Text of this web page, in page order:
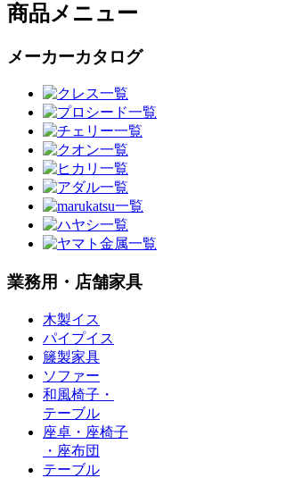
商品メニュー
メーカーカタログ
業務用・店舗家具
木製イス
パイプイス
籐製家具
ソファー
和風椅子・
テーブル
座卓・座椅子
・座布団
テーブル